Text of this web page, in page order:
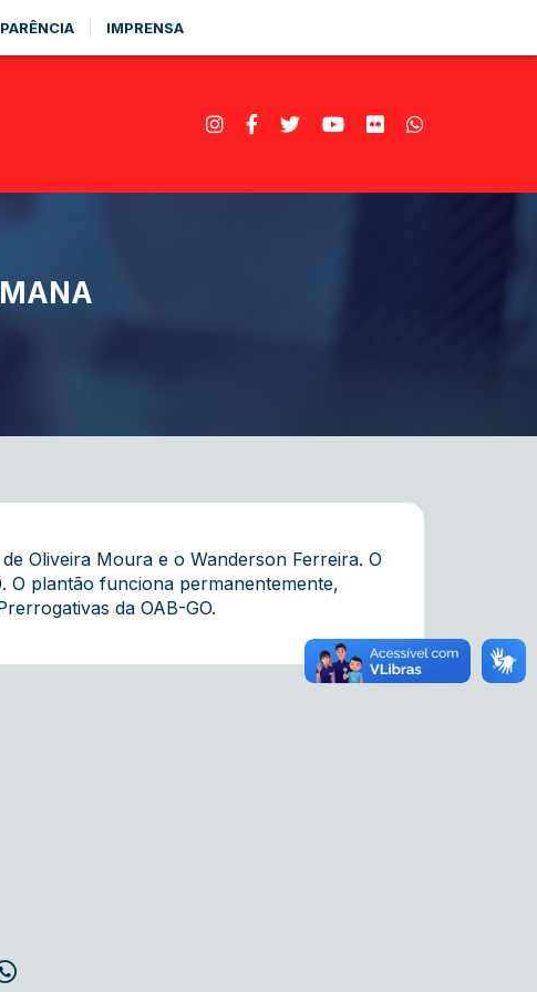
IMPRENSA
Oliveira Moura e o Wanderson Ferreira. O
plantão funciona permanentemente,
da OAB-GO.